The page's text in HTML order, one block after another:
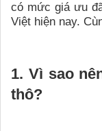
có mức giá ưu
Việt hiện nay.
1. Vì sao
thô?